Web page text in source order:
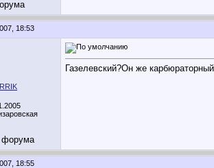
18:53
Газелевский?Он же
18:55